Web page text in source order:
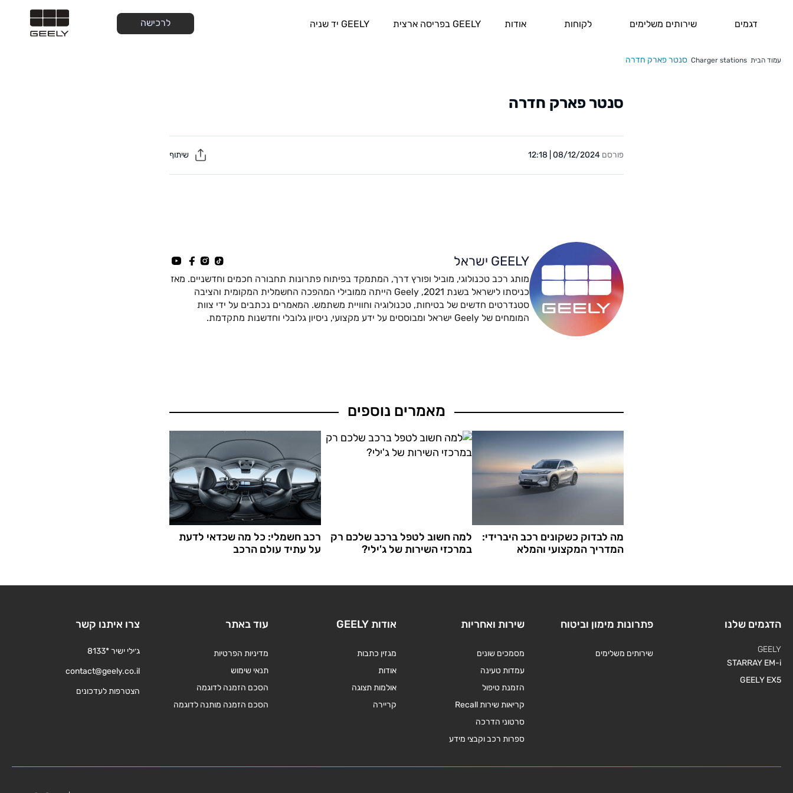
דגמים שירותים משלימים לקוחות אודות GEELY בפריסה ארצית GEELY יד שניה לרכישה
עמוד הבית Charger stations סנטר פארק חדרה
סנטר פארק חדרה
פורסם 08/12/2024 | 12:18
GEELY ישראל
מותג רכב טכנולוגי, מוביל ופורץ דרך, המתמקד בפיתוח פתרונות תחבורה חכמים וחדשניים. מאז
כניסתו לישראל בשנת 2021, Geely הייתה ממובילי המהפכה החשמלית המקומית והציבה
סטנדרטים חדשים של בטיחות, טכנולוגיה וחוויית משתמש. המאמרים נכתבים על ידי צוות
המומחים של Geely ישראל ומבוססים על ידע מקצועי, ניסיון גלובלי וחדשנות מתקדמת.
מאמרים נוספים
מה לבדוק כשקונים רכב היברידי:
המדריך המקצועי והמלא
למה חשוב לטפל ברכב שלכם רק
במרכזי השירות של ג'ילי?
רכב חשמלי: כל מה שכדאי לדעת
על עתיד עולם הרכב
הדגמים שלנו
GEELY
STARRAY EM-i
GEELY EX5
פתרונות מימון וביטוח
שירותים משלימים
שירות ואחריות
מסמכים שונים
עמדות טעינה
הזמנת טיפול
קריאות שירות Recall
סרטוני הדרכה
ספרות רכב וקבצי מידע
אודות GEELY
מגזין כתבות
אודות
אולמות תצוגה
קריירה
עוד באתר
מדיניות הפרטיות
תנאי שימוש
הסכם הזמנה לדוגמה
הסכם הזמנה מותנה לדוגמה
צרו איתנו קשר
ג׳ילי ישיר *8133
contact@geely.co.il
הצטרפות לעדכונים